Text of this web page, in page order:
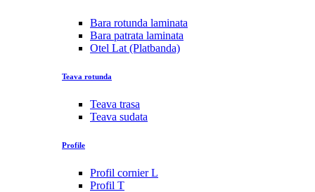
Bara rotunda laminata
Bara patrata laminata
Otel Lat (Platbanda)
Teava rotunda
Teava trasa
Teava sudata
Profile
Profil cornier L
Profil T